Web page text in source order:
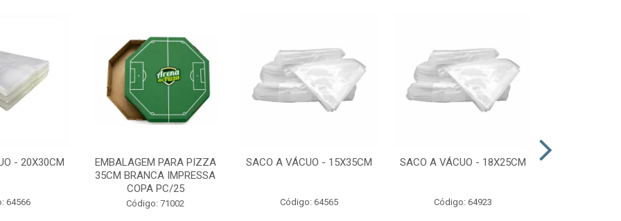
- 20X30CM
64566
EMBALAGEM PARA PIZZA
35CM BRANCA IMPRESSA
COPA PC/25
Código: 71002
SACO A VÁCUO - 15X35CM
Código: 64565
SACO A VÁCUO - 18X25CM
Código: 64923